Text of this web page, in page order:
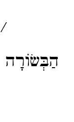
/
הַבְּשׂוֹרָה